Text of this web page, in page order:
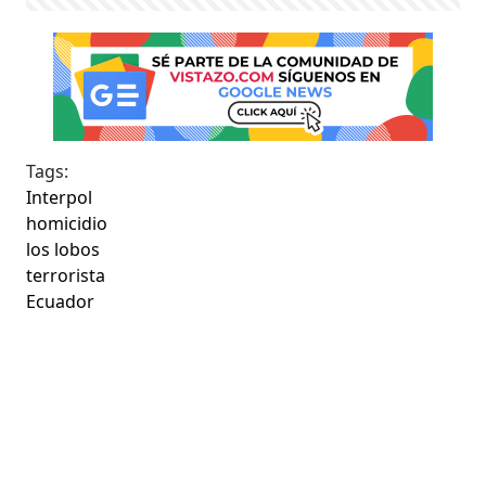
Tags:
Interpol
homicidio
los lobos
terrorista
Ecuador